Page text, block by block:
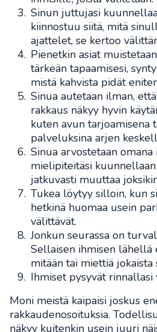
Sinun juttujasi
kiinnostuu siitä, mitä
ajattelet, se kertoo
Pienetkin asiat
tärkeän tapaamisesi,
mistä kahvista pidät
Sinua autetaan ilman,
rakkaus näkyy hyvin
kuten avun tarjoamisena
palveluksina arjen
Sinua arvostetaan omana
mielipiteitäsi
jatkuvasti muuttaa
Tukea löytyy silloin, kun
hetkinä huomaa usein
välittävät.
Jonkun seurassa on
Sellaisen ihmisen lähellä
mitään tai miettiä jokaista
Ihmiset pysyvät rinnallasi
Moni meistä kaipaisi joskus
rakkaudenosoituksia.
näkyy kuitenkin usein juuri